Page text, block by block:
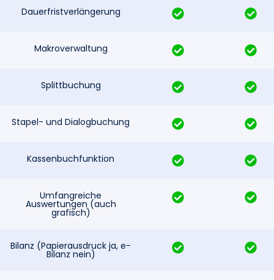
Dauerfristverlängerung
Makroverwaltung
Splittbuchung
Stapel- und Dialogbuchung
Kassenbuchfunktion
Umfangreiche
Auswertungen (auch
grafisch)
Bilanz (Papierausdruck ja, e-
Bilanz nein)